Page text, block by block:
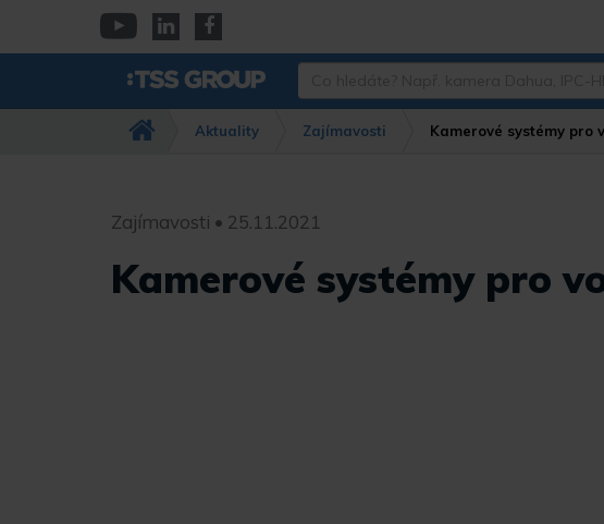
YouTubeLinkedinFacebook
Co
Např.
kamera
Aktuality Zajímavosti Kamerové systémy pro
Zajímavosti • 25.11.2021
Kamerové systémy pro